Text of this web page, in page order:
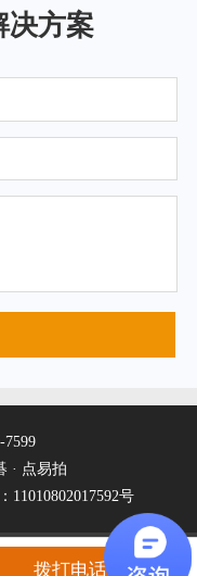
方案
7599
· 点易拍
11010802017592号
拨打电话